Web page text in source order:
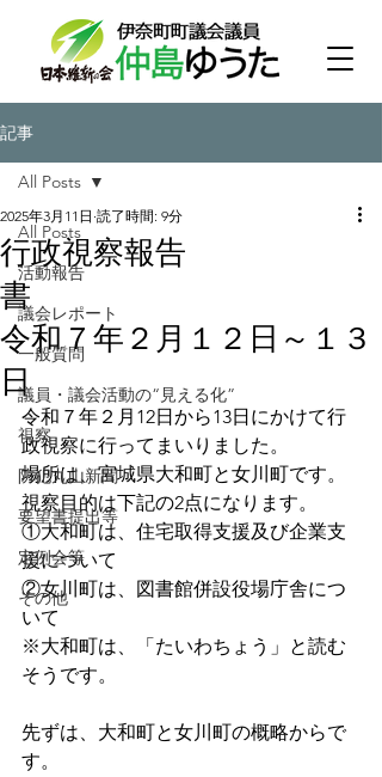
記事
All Posts
活動報告
議会レポート
一般質問
議員・議会活動の“見える化”
視察
防犯丸山新聞
要望書提出等
定例会等
その他
All Posts
行政視察報告
書
令和７年２月１２日～１３
日
2025年3月11日 読了時間: 9分
令和７年２月12日から13日にかけて行
政視察に行ってまいりました。
場所は、宮城県大和町と女川町です。
視察目的は下記の2点になります。
①大和町は、住宅取得支援及び企業支
援について
②女川町は、図書館併設役場庁舎につ
いて
※大和町は、「たいわちょう」と読む
そうです。
先ずは、大和町と女川町の概略からで
す。